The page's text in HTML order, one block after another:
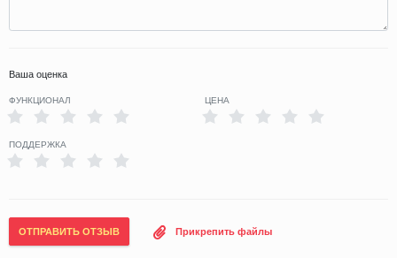
Ваша оценка
ФУНКЦИОНАЛ ЦЕНА
ПОДДЕРЖКА
ОТПРАВИТЬ ОТЗЫВ Прикрепить файлы